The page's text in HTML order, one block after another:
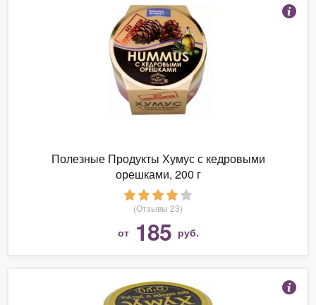
Полезные Продукты Хумус с кедровыми
орешками, 200 г
(Отзывы 23)
от 185 руб.